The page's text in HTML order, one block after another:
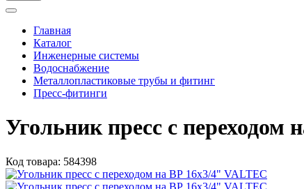
Главная
Каталог
Инженерные системы
Водоснабжение
Металлопластиковые трубы и фитинг
Пресс-фитинги
Угольник пресс с переходом
Код товара: 584398